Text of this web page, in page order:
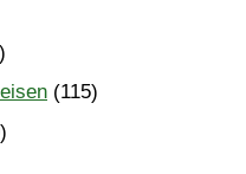
(115)